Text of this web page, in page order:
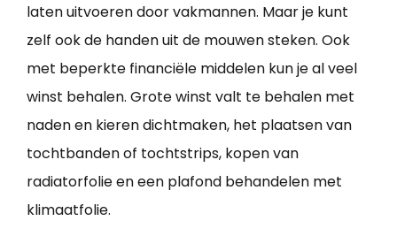
laten uitvoeren door vakmannen. Maar je kunt
zelf ook de handen uit de mouwen steken. Ook
met beperkte financiële middelen kun je al veel
winst behalen. Grote winst valt te behalen met
naden en kieren dichtmaken, het plaatsen van
tochtbanden of tochtstrips, kopen van
radiatorfolie en een plafond behandelen met
klimaatfolie.